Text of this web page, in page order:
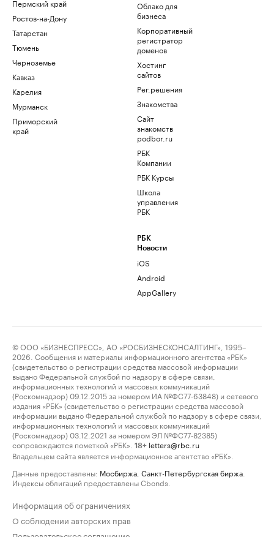
Пермский край
Ростов-на-Дону
Татарстан
Тюмень
Черноземье
Кавказ
Карелия
Мурманск
Приморский
край
Облако для
бизнеса
Корпоративный
регистратор
доменов
Хостинг
сайтов
Рег.решения
Знакомства
Сайт
знакомств
podbor.ru
РБК
Компании
РБК Курсы
Школа
управления
РБК
РБК
Новости
iOS
Android
AppGallery
© ООО «БИЗНЕСПРЕСС», АО «РОСБИЗНЕСКОНСАЛТИНГ», 1995–
2026. Сообщения и материалы информационного агентства «РБК»
(свидетельство о регистрации средства массовой информации
выдано Федеральной службой по надзору в сфере связи,
информационных технологий и массовых коммуникаций
(Роскомнадзор) 09.12.2015 за номером ИА №ФС77-63848) и сетевого
издания «РБК» (свидетельство о регистрации средства массовой
информации выдано Федеральной службой по надзору в сфере связи,
информационных технологий и массовых коммуникаций
(Роскомнадзор) 03.12.2021 за номером ЭЛ №ФС77-82385)
сопровождаются пометкой «РБК».
18+ letters@rbc.ru
Владельцем сайта является информационное агентство «РБК».
Данные предоставлены: Мосбиржа Санкт-Петербургская биржа
Индексы облигаций предоставлены Cbonds.
Информация об ограничениях
О соблюдении авторских прав